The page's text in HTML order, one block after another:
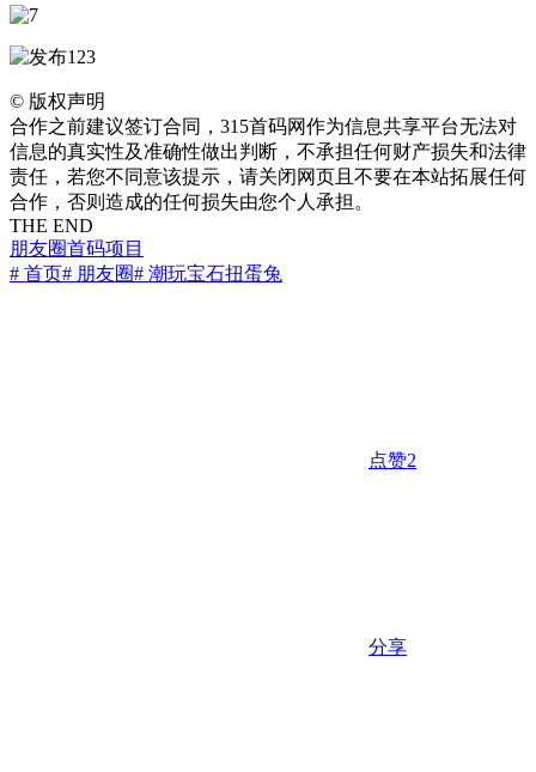
© 版权声明
合作之前建议签订合同，315首码网作为信息共享平台无法对
信息的真实性及准确性做出判断，不承担任何财产损失和法律
责任，若您不同意该提示，请关闭网页且不要在本站拓展任何
合作，否则造成的任何损失由您个人承担。
THE END
朋友圈首码项目
# 首页# 朋友圈# 潮玩宝石扭蛋兔
点赞2
分享